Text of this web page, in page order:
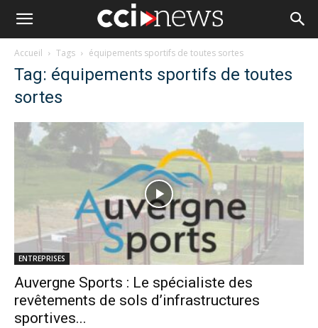
Accueil Tags équipements sportifs de toutes sortes
Tag: équipements sportifs de toutes
sortes
ENTREPRISES
Auvergne Sports : Le spécialiste des
revêtements de sols d’infrastructures
sportives...